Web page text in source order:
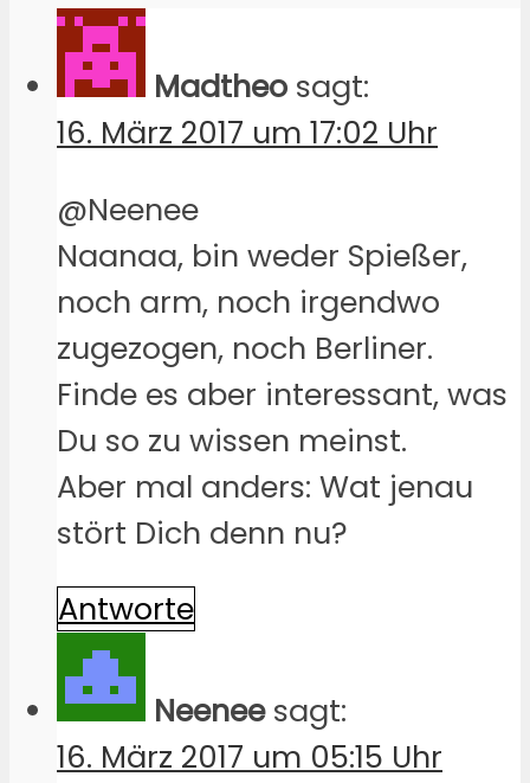
Madtheo sagt:
16. März 2017 um 17:02 Uhr
@Neenee
Naanaa, bin weder Spießer,
noch arm, noch irgendwo
zugezogen, noch Berliner.
Finde es aber interessant, was
Du so zu wissen meinst.
Aber mal anders: Wat jenau
stört Dich denn nu?
Antworte
Neenee sagt:
16. März 2017 um 05:15 Uhr